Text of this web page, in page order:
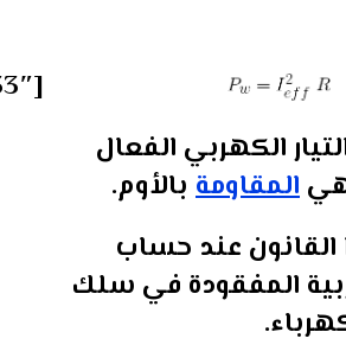
الكهربي الفعال
المقاومة بالأوم.
عند حساب
المفقودة في سلك
[wpcode id=”14233″]